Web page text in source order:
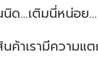
นิด...เติมนี่หน่อย...
นค้าเรามีความแ